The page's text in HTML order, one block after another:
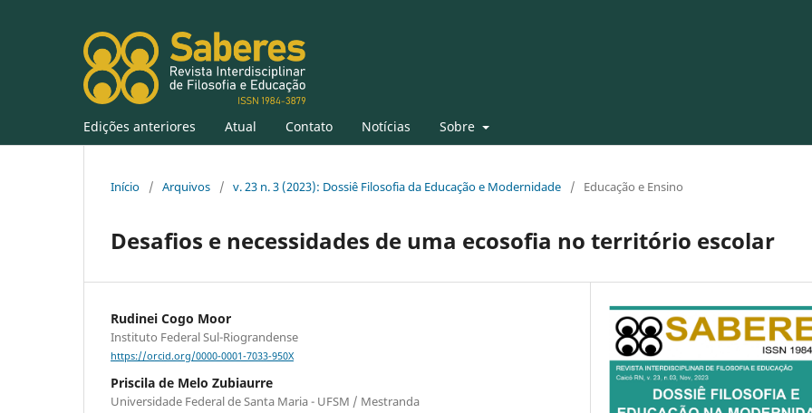
Edições anteriores Atual Contato Notícias Sobre
Início / Arquivos / v. 23 n. 3 (2023): Dossiê Filosofia da Educação e Modernidade / Educação e Ensino
Desafios e necessidades de uma ecosofia no território escolar
Rudinei Cogo Moor
Instituto Federal Sul-Riograndense
https://orcid.org/0000-0001-7033-950X
Priscila de Melo Zubiaurre
Universidade Federal de Santa Maria - UFSM / Mestranda